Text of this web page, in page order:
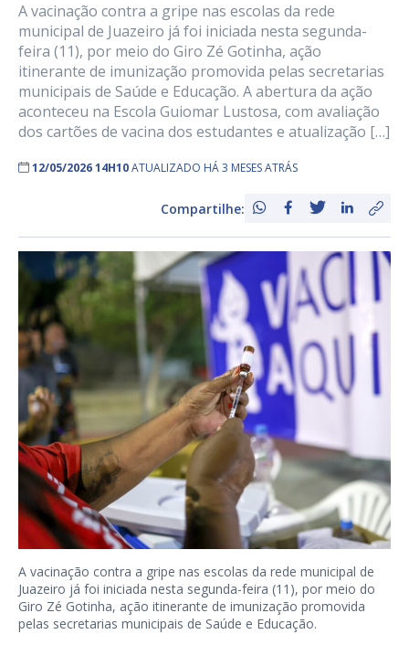
A vacinação contra a gripe nas escolas da rede
municipal de Juazeiro já foi iniciada nesta segunda-
feira (11), por meio do Giro Zé Gotinha, ação
itinerante de imunização promovida pelas secretarias
municipais de Saúde e Educação. A abertura da ação
aconteceu na Escola Guiomar Lustosa, com avaliação
dos cartões de vacina dos estudantes e atualização […]
12/05/2026 14H10ATUALIZADO HÁ 3 MESES ATRÁS
Compartilhe:
A vacinação contra a gripe nas escolas da rede municipal de
Juazeiro já foi iniciada nesta segunda-feira (11), por meio do
Giro Zé Gotinha, ação itinerante de imunização promovida
pelas secretarias municipais de Saúde e Educação.